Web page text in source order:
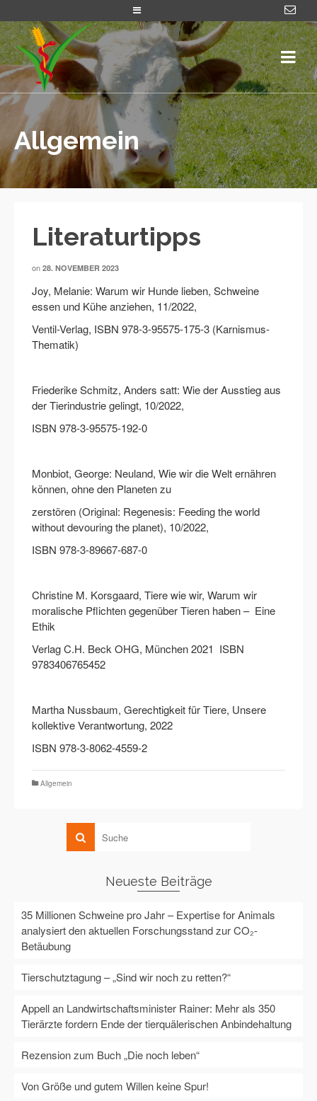
Allgemein
Literaturtipps
on 28. NOVEMBER 2023
Joy, Melanie: Warum wir Hunde lieben, Schweine
essen und Kühe anziehen, 11/2022,
Ventil-Verlag, ISBN 978-3-95575-175-3 (Karnismus-
Thematik)
Friederike Schmitz, Anders satt: Wie der Ausstieg aus
der Tierindustrie gelingt, 10/2022,
ISBN 978-3-95575-192-0
Monbiot, George: Neuland, Wie wir die Welt ernähren
können, ohne den Planeten zu
zerstören (Original: Regenesis: Feeding the world
without devouring the planet), 10/2022,
ISBN 978-3-89667-687-0
Christine M. Korsgaard, Tiere wie wir, Warum wir
moralische Pflichten gegenüber Tieren haben – Eine
Ethik
Verlag C.H. Beck OHG, München 2021 ISBN
9783406765452
Martha Nussbaum, Gerechtigkeit für Tiere, Unsere
kollektive Verantwortung, 2022
ISBN 978-3-8062-4559-2
Allgemein
Neueste Beiträge
35 Millionen Schweine pro Jahr – Expertise for Animals
analysiert den aktuellen Forschungsstand zur CO₂-
Betäubung
Tierschutztagung – „Sind wir noch zu retten?“
Appell an Landwirtschaftsminister Rainer: Mehr als 350
Tierärzte fordern Ende der tierquälerischen Anbindehaltung
Rezension zum Buch „Die noch leben“
Von Größe und gutem Willen keine Spur!